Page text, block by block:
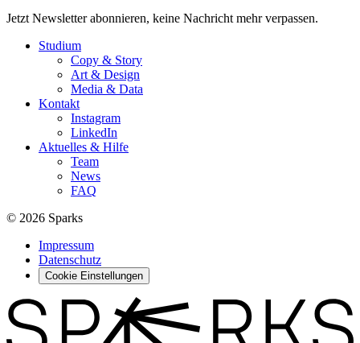
Jetzt Newsletter abonnieren, keine Nachricht mehr verpassen.
Studium
Copy & Story
Art & Design
Media & Data
Kontakt
Instagram
LinkedIn
Aktuelles & Hilfe
Team
News
FAQ
© 2026 Sparks
Impressum
Datenschutz
Cookie Einstellungen